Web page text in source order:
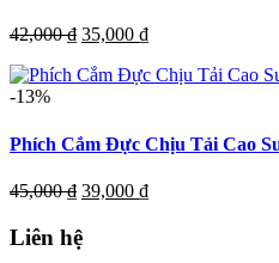
42,000₫ Giá
là:
35,000 ₫Giá
tại
-13%
Phích Cắm Đực Chịu Tải Cao
45,000₫ Giá
là:
39,000 ₫Giá
Liên hệ